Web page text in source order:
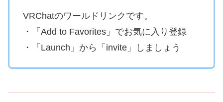
VRChatのワールドリンクです。
・「Add to Favorites」でお気に入り登録
・「Launch」から「invite」しましょう